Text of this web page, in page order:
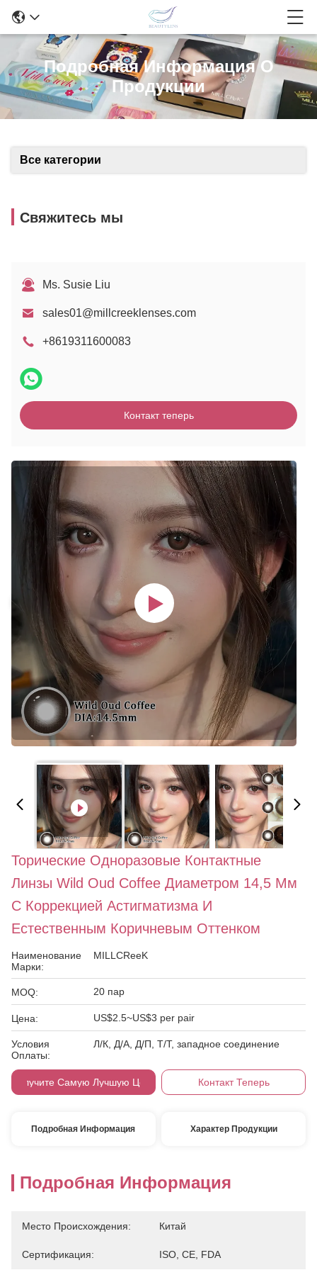
Подробная Информация О
Продукции
Все категории
Свяжитесь мы
Ms. Susie Liu
sales01@millcreeklenses.com
+8619311600083
Контакт теперь
Торические Одноразовые Контактные
Линзы Wild Oud Coffee Диаметром 14,5 Мм
С Коррекцией Астигматизма И
Естественным Коричневым Оттенком
Наименование
Марки:
MILLCReeK
MOQ: 20 пар
Цена: US$2.5~US$3 per pair
Условия
Оплаты:
Л/К, Д/А, Д/П, Т/Т, западное соединение
Получите Самую Лучшую Цену Контакт Теперь
Подробная Информация Характер Продукции
Подробная Информация
Место Происхождения: Китай
Сертификация: ISO, CE, FDA